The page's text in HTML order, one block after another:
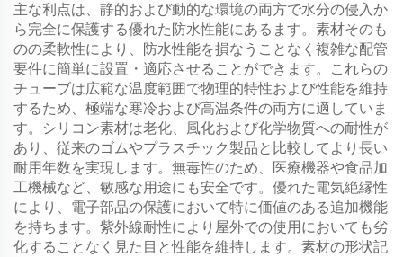
主な利点は、静的および動的な環境の両方で水分の侵入か
ら完全に保護する優れた防水性能にあるます。素材そのも
のの柔軟性により、防水性能を損なうことなく複雑な配管
要件に簡単に設置・適応させることができます。これらの
チューブは広範な温度範囲で物理的特性および性能を維持
するため、極端な寒冷および高温条件の両方に適していま
す。シリコン素材は老化、風化および化学物質への耐性が
あり、従来のゴムやプラスチック製品と比較してより長い
耐用年数を実現します。無毒性のため、医療機器や食品加
工機械など、敏感な用途にも安全です。優れた電気絶縁性
により、電子部品の保護において特に価値のある追加機能
を持ちます。紫外線耐性により屋外での使用においても劣
化することなく見た目と性能を維持します。素材の形状記